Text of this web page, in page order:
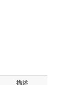
描述